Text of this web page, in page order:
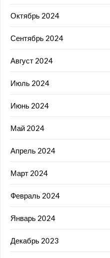
Октябрь 2024
Сентябрь 2024
Август 2024
Июль 2024
Июнь 2024
Май 2024
Апрель 2024
Март 2024
Февраль 2024
Январь 2024
Декабрь 2023